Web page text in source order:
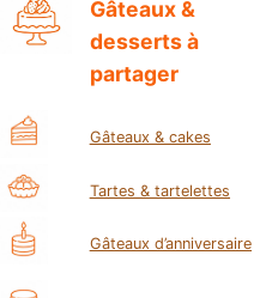
Gâteaux &
desserts à
partager
Gâteaux & cakes
Tartes & tartelettes
Gâteaux d’anniversaire